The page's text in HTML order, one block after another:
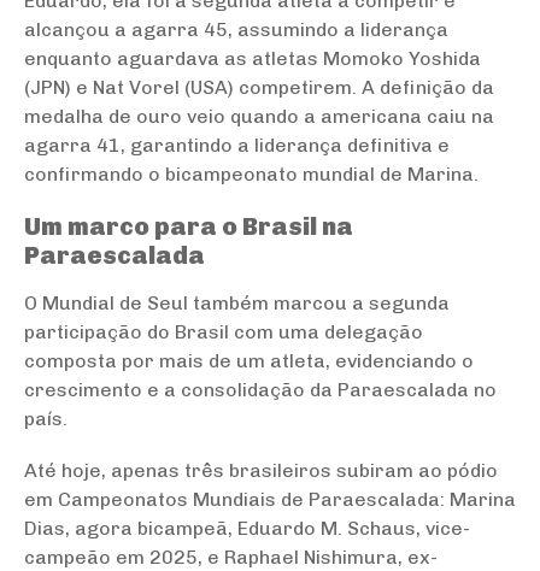
alcançou a agarra 45, assumindo a liderança
enquanto aguardava as atletas Momoko Yoshida
(JPN) e Nat Vorel (USA) competirem. A definição da
medalha de ouro veio quando a americana caiu na
agarra 41, garantindo a liderança definitiva e
confirmando o bicampeonato mundial de Marina.
Um marco para o Brasil na
Paraescalada
O Mundial de Seul também marcou a segunda
participação do Brasil com uma delegação
composta por mais de um atleta, evidenciando o
crescimento e a consolidação da Paraescalada no
país.
Até hoje, apenas três brasileiros subiram ao pódio
em Campeonatos Mundiais de Paraescalada: Marina
Dias, agora bicampeã, Eduardo M. Schaus, vice-
campeão em 2025, e Raphael Nishimura, ex-